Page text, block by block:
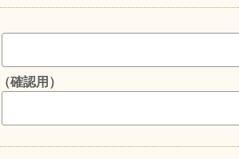
（確認用）